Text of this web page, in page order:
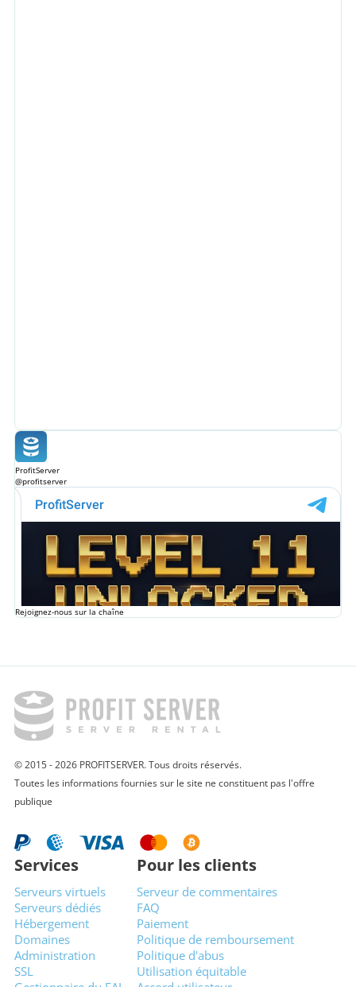
ProfitServer
@profitserver
Rejoignez-nous sur la chaîne
© 2015 - 2026 PROFITSERVER. Tous droits réservés.
Toutes les informations fournies sur le site ne constituent pas l'offre
publique
Services
Serveurs virtuels
Serveurs dédiés
Hébergement
Domaines
Administration
SSL
Pour les clients
Serveur de commentaires
FAQ
Paiement
Politique de remboursement
Politique d'abus
Utilisation équitable